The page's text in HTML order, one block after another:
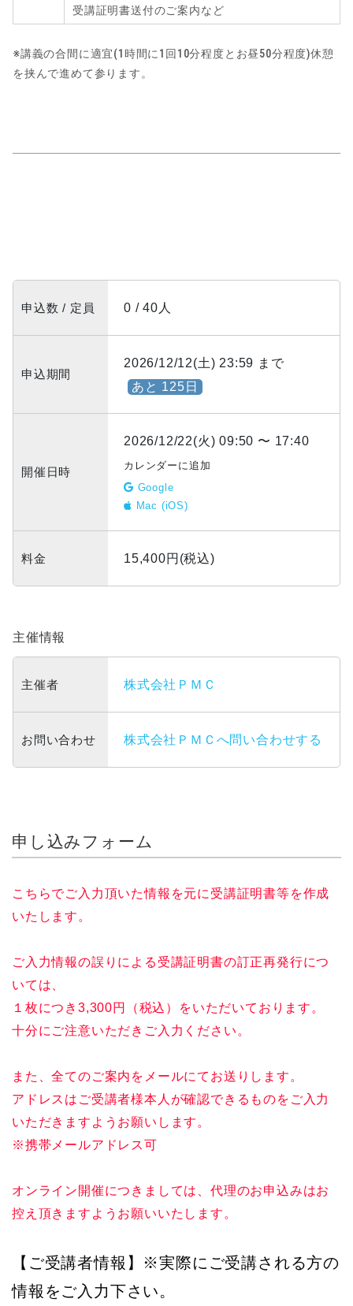
受講証明書送付のご案内など
※講義の合間に適宜(1時間に1回10分程度とお昼50分程度)休憩
を挟んで進めて参ります。
申込数 / 定員 0 / 40人
申込期間
2026/12/12(土) 23:59 まで
あと 125日
開催日時
2026/12/22(火) 09:50 〜 17:40
カレンダーに追加
Google
Mac (iOS)
料金 15,400円(税込)
主催情報
主催者 株式会社ＰＭＣ
お問い合わせ 株式会社ＰＭＣへ問い合わせする
申し込みフォーム
こちらでご入力頂いた情報を元に受講証明書等を作成
いたします。
ご入力情報の誤りによる受講証明書の訂正再発行につ
いては、
１枚につき3,300円（税込）をいただいております。
十分にご注意いただきご入力ください。
また、全てのご案内をメールにてお送りします。
アドレスはご受講者様本人が確認できるものをご入力
いただきますようお願いします。
※携帯メールアドレス可
オンライン開催につきましては、代理のお申込みはお
控え頂きますようお願いいたします。
【ご受講者情報】※実際にご受講される方の
情報をご入力下さい。